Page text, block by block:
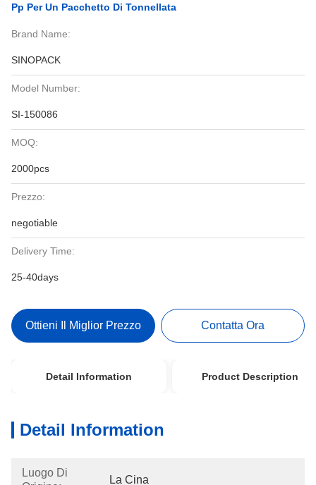
Pp Per Un Pacchetto Di Tonnellata
Brand Name:
SINOPACK
Model Number:
SI-150086
MOQ:
2000pcs
Prezzo:
negotiable
Delivery Time:
25-40days
Ottieni Il Miglior Prezzo Contatta Ora
Detail Information Product Description
Detail Information
Luogo Di
La Cina